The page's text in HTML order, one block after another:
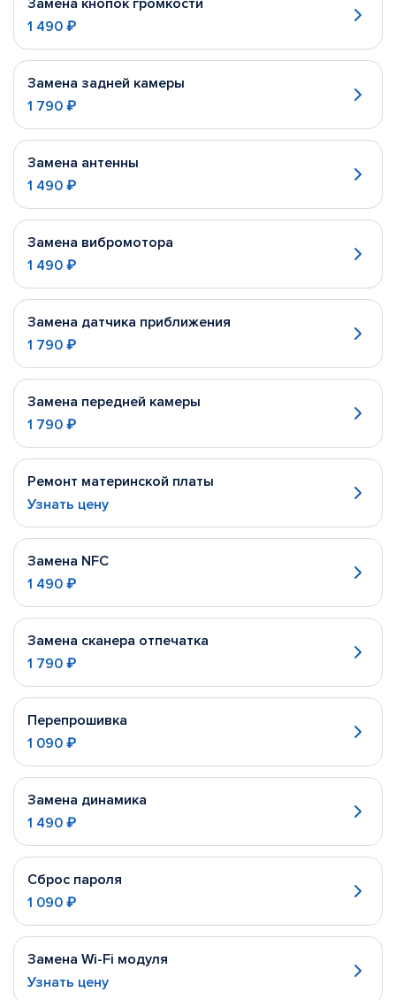
Замена кнопок громкости
1 490 ₽
Замена задней камеры
1 790 ₽
Замена антенны
1 490 ₽
Замена вибромотора
1 490 ₽
Замена датчика приближения
1 790 ₽
Замена передней камеры
1 790 ₽
Ремонт материнской платы
Узнать цену
Замена NFC
1 490 ₽
Замена сканера отпечатка
1 790 ₽
Перепрошивка
1 090 ₽
Замена динамика
1 490 ₽
Сброс пароля
1 090 ₽
Замена Wi-Fi модуля
Узнать цену